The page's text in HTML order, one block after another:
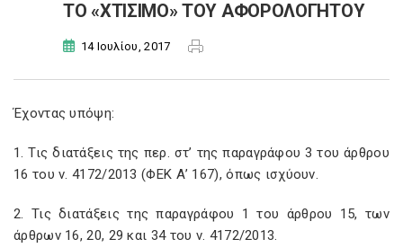
ΤΟ «ΧΤΙΣΙΜΟ» ΤΟΥ ΑΦΟΡΟΛΟΓΗΤΟΥ
14 Ιουλίου, 2017
Έχοντας υπόψη:
1. Τις διατάξεις της περ. στ’ της παραγράφου 3 του άρθρου
16 του ν. 4172/2013 (ΦΕΚ Α’ 167), όπως ισχύουν.
2. Τις διατάξεις της παραγράφου 1 του άρθρου 15, των
άρθρων 16, 20, 29 και 34 του ν. 4172/2013.